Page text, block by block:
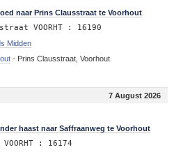
naar Prins Clausstraat te Voorhout
VOORHT : 16190
Midden
- Prins Clausstraat, Voorhout
7 August 2026
haast naar Saffraanweg te Voorhout
: 16174